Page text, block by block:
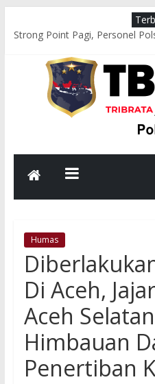
Strong Point Pagi, Personel
Respons Cepat Polsek
PLN Evakuasi Pohon
Aksi Cepat Polres Aceh
Jalur Nasional
Bhabinkamtibmas Polsek
Melalui Binrohtal Virtual,
Keimanan dan Integritas
Humas
Di Aceh,
Aceh
Himbauan
Penertiban